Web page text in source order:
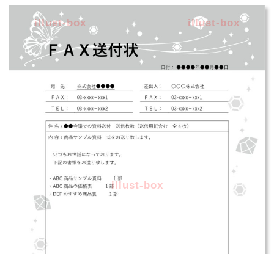
illust-box
illust-box illust-box